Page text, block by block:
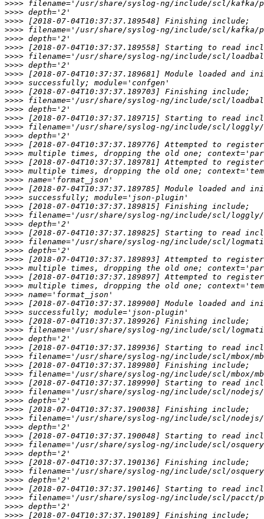
>>>>
>>>>
>>>>
>>>>
>>>>
>>>>
>>>>
>>>>
>>>>
>>>>
>>>>
>>>>
>>>>
>>>>
>>>>
>>>>
>>>>
>>>>
>>>>
>>>>
>>>>
>>>>
>>>>
>>>>
>>>>
>>>>
>>>>
>>>>
>>>>
>>>>
>>>>
>>>>
>>>>
>>>>
>>>>
>>>>
>>>>
>>>>
>>>>
>>>>
>>>>
>>>>
>>>>
>>>>
>>>>
>>>>
>>>>
>>>>
>>>>
>>>>
>>>>
>>>>
>>>>
>>>>
>>>>
>>>>
>>>>
>>>>
>>>>